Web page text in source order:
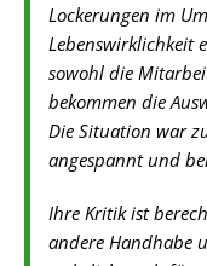
Lockerungen im
Lebenswirklichkeit
sowohl die
bekommen die
Die Situation war
angespannt und
Ihre Kritik ist
andere Handhabe